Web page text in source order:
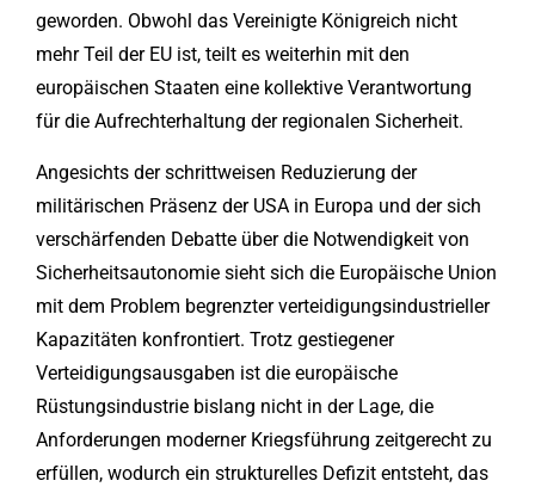
geworden. Obwohl das Vereinigte Königreich nicht
mehr Teil der EU ist, teilt es weiterhin mit den
europäischen Staaten eine kollektive Verantwortung
für die Aufrechterhaltung der regionalen Sicherheit.
Angesichts der schrittweisen Reduzierung der
militärischen Präsenz der USA in Europa und der sich
verschärfenden Debatte über die Notwendigkeit von
Sicherheitsautonomie sieht sich die Europäische Union
mit dem Problem begrenzter verteidigungsindustrieller
Kapazitäten konfrontiert. Trotz gestiegener
Verteidigungsausgaben ist die europäische
Rüstungsindustrie bislang nicht in der Lage, die
Anforderungen moderner Kriegsführung zeitgerecht zu
erfüllen, wodurch ein strukturelles Defizit entsteht, das